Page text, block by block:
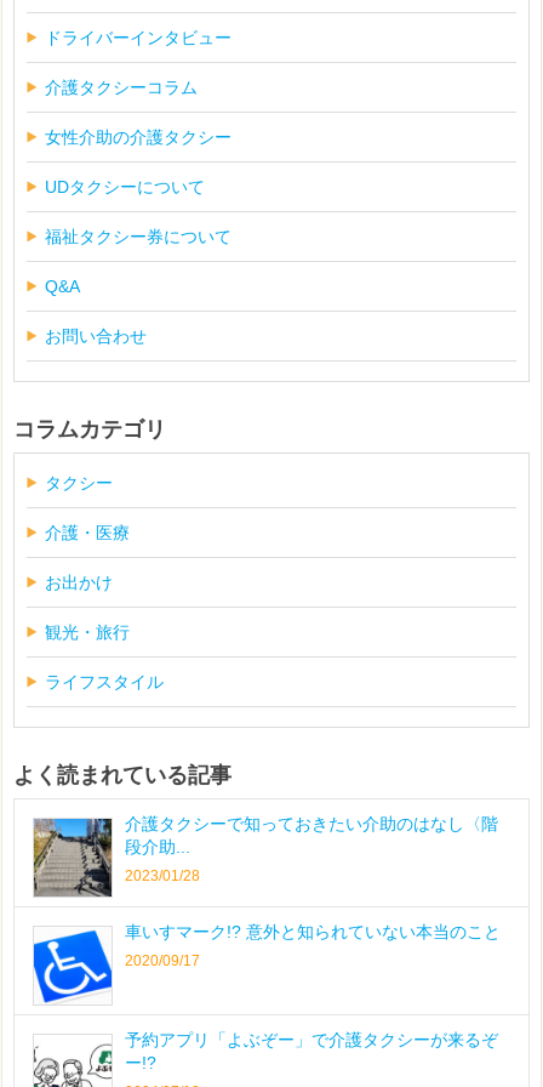
ドライバーインタビュー
介護タクシーコラム
女性介助の介護タクシー
UDタクシーについて
福祉タクシー券について
Q&A
お問い合わせ
コラムカテゴリ
タクシー
介護・医療
お出かけ
観光・旅行
ライフスタイル
よく読まれている記事
介護タクシーで知っておきたい介助のはなし〈階
段介助...
2023/01/28
車いすマーク!? 意外と知られていない本当のこと
2020/09/17
予約アプリ「よぶぞー」で介護タクシーが来るぞ
ー!?